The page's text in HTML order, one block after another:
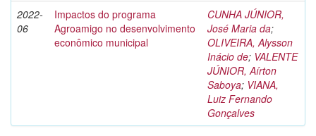
2022-
06
Impactos do programa
Agroamigo no desenvolvimento
econômico municipal
CUNHA JÚNIOR,
José Maria da;
OLIVEIRA, Alysson
Inácio de; VALENTE
JÚNIOR, Aírton
Saboya; VIANA,
Luiz Fernando
Gonçalves